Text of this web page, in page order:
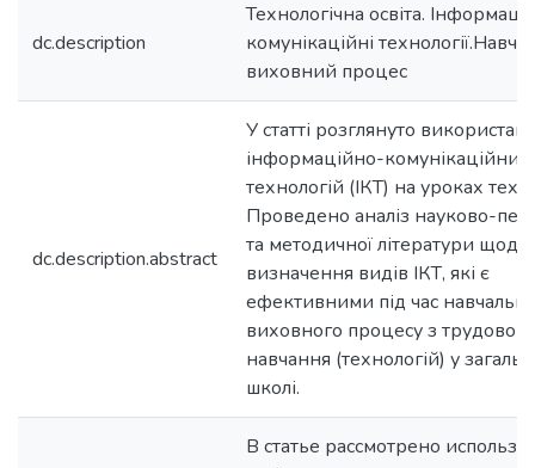
dc.description
Технологічна освіта.
комунікаційні
виховний процес
dc.description.abstract
У статті розглянуто
інформаційно-комунікаційних
технологій (ІКТ) на уроках
Проведено аналіз науково-
та методичної літератури щодо
визначення видів ІКТ, які є
ефективними під час
виховного процесу з трудового
навчання (технологій) у
школі.
В статье рассмотрено